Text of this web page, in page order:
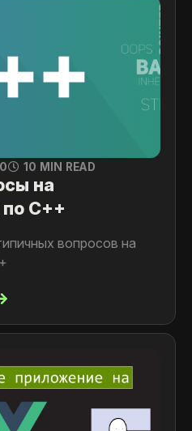
0 10 MIN READ
на
C++
вопросов на